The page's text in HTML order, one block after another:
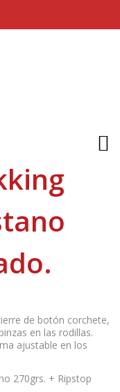
de botón corchete,
en las rodillas.
ajustable en los
270grs. + Ripstop